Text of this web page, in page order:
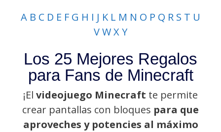
A B C D E F G H I J K L M N O P Q R S T U
VWXY
Los 25 Mejores Regalos
para Fans de Minecraft
¡El videojuego Minecraft te permite
crear pantallas con bloques para que
aproveches y potencies al máximo